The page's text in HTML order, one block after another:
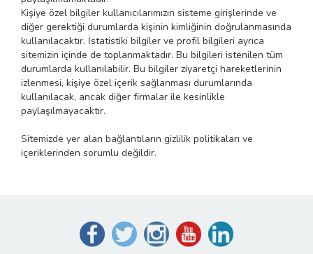
Kişiye özel bilgiler kullanıcılarımızın sisteme girişlerinde ve
diğer gerektiği durumlarda kişinin kimliğinin doğrulanmasında
kullanılacaktır. İstatistiki bilgiler ve profil bilgileri ayrıca
sitemizin içinde de toplanmaktadır. Bu bilgileri istenilen tüm
durumlarda kullanılabilir. Bu bilgiler ziyaretçi hareketlerinin
izlenmesi, kişiye özel içerik sağlanması durumlarında
kullanılacak, ancak diğer firmalar ile kesinlikle
paylaşılmayacaktır.
Sitemizde yer alan bağlantıların gizlilik politikaları ve
içeriklerinden sorumlu değildir.